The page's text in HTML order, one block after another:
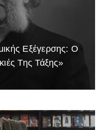
Εξέγερσης: Ο
Της Τάξης»